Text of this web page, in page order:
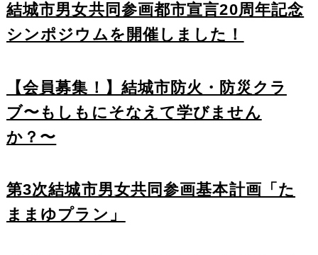
結城市男女共同参画都市宣言20周年記念
シンポジウムを開催しました！
【会員募集！】結城市防火・防災クラ
ブ〜もしもにそなえて学びません
か？〜
第3次結城市男女共同参画基本計画「た
ままゆプラン」